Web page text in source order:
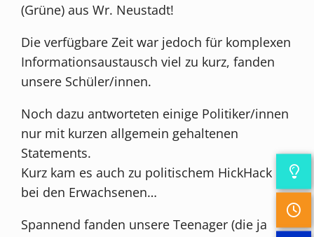
(Grüne) aus Wr. Neustadt!
Die verfügbare Zeit war jedoch für komplexen
Informationsaustausch viel zu kurz, fanden
unsere Schüler/innen.
Noch dazu antworteten einige Politiker/innen
nur mit kurzen allgemein gehaltenen
Statements.
Kurz kam es auch zu politischem HickHack
bei den Erwachsenen…
Spannend fanden unsere Teenager (die ja